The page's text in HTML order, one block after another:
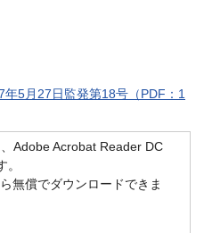
5月27日監発第18号（PDF：1
Adobe Acrobat Reader DC
無償でダウンロードできま